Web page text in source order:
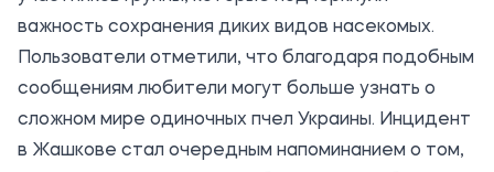
важность сохранения диких видов насекомых.
Пользователи отметили, что благодаря подобным
сообщениям любители могут больше узнать о
сложном мире одиночных пчел Украины. Инцидент
в Жашкове стал очередным напоминанием о том,